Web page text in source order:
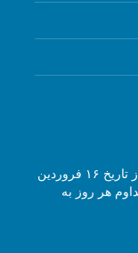
مجله آنلاین موسیقی «گفتگوی هارمونیک»، از تاریخ ۱۶ فروردین
هر روز به